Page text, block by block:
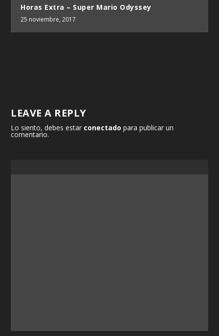
Horas Extra – Super Mario Odyssey
25 noviembre, 2017
LEAVE A REPLY
Lo siento, debes estar conectado para publicar un
comentario.